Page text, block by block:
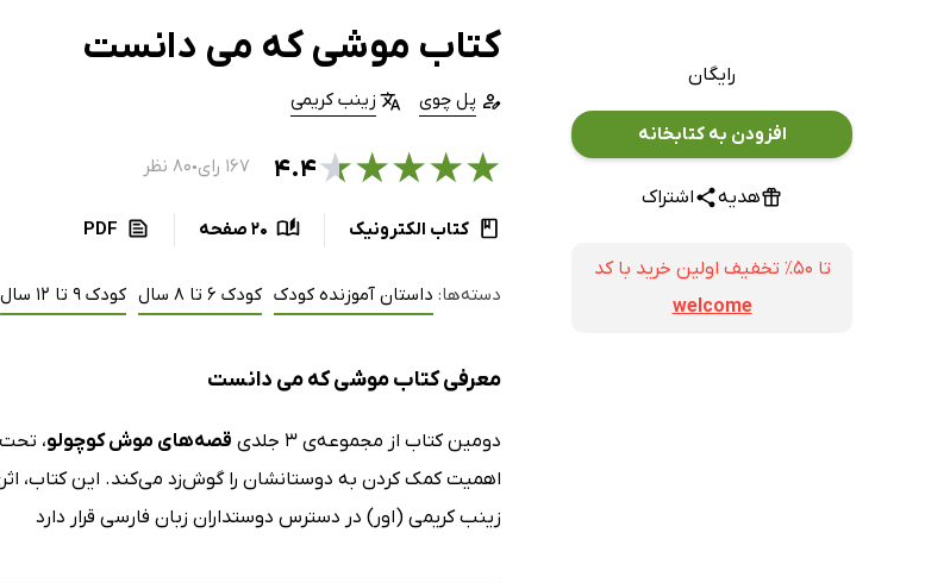
رایگان
افزودن به کتابخانه
هدیه اشتراک
تا ۵۰٪ تخفیف اولین خرید با کد
welcome
کتاب موشی که می دانست
پل چوی زینب کریمی
★
★
★
★
★۴.۴ ۱۶۷ رای ● ۸۰ نظر
کتاب الکترونیک 20 صفحه PDF
دسته‌ها: داستان آموزنده کودک کودک 6 تا 8 سال کودک 9 تا 12 سال
معرفی کتاب موشی که می دانست
دومین کتاب از مجموعه‌ی ۳ جلدی قصه‌های موش کوچولو،
زینب کریمی (اور) در دسترس دوستداران زبان فارسی‌ قرار دارد